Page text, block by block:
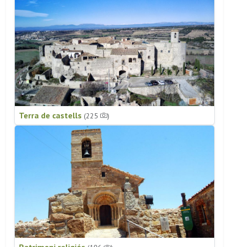
Terra de castells (225 )